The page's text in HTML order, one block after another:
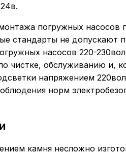
погружных насосов
стандарты не допускают
насосов 220-
чистке, обслуживанию и,
напряжением
норм
камня несложно